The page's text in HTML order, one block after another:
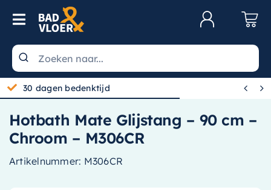
Skip to content
Toggle Navigation
Wastafels
Toiletten
Spiegels
30 dagen bedenktijd  
Hotbath Mate Glijstang – 90 cm –
Chroom – M306CR
Artikelnummer: M306CR